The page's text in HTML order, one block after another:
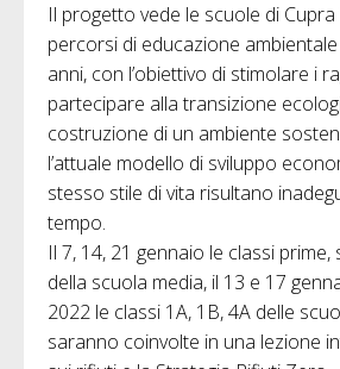
Il progetto vede le scuole di
percorsi di educazione
anni, con l’obiettivo di stimolare i
partecipare alla transizione
costruzione di un ambiente
l’attuale modello di sviluppo
stesso stile di vita risultano
tempo.
Il 7, 14, 21 gennaio le classi
della scuola media, il 13 e 17
2022 le classi 1A, 1B, 4A delle
saranno coinvolte in una lezione